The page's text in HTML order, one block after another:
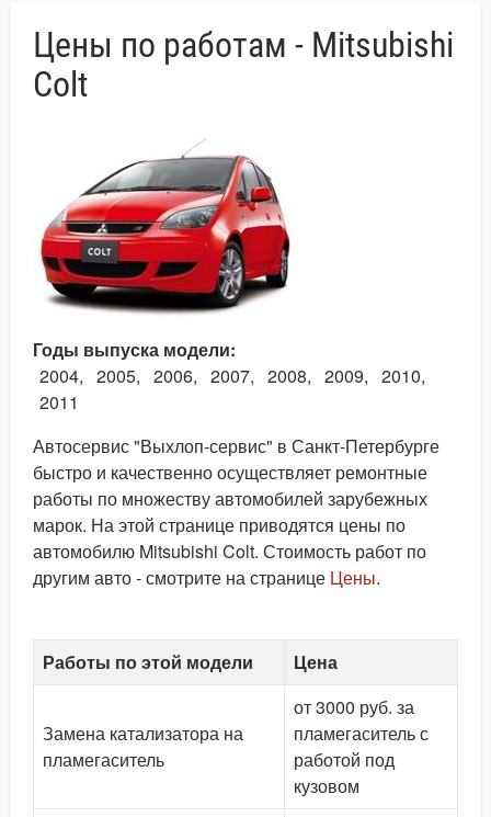
Цены по работам - Mitsubishi
Colt
Годы выпуска модели
2004
2005 2006 2007 2008 2009
2010
2011
Автосервис "Выхлоп-сервис" в Санкт-Петербурге
быстро и качественно осуществляет ремонтные
работы по множеству автомобилей зарубежных
марок. На этой странице приводятся цены по
автомобилю Mitsubishi Colt. Стоимость работ по
другим авто - смотрите на странице Цены.
Работы по этой модели Цена
Замена катализатора на
пламегаситель
от 3000 руб. за
пламегаситель с
работой под
кузовом